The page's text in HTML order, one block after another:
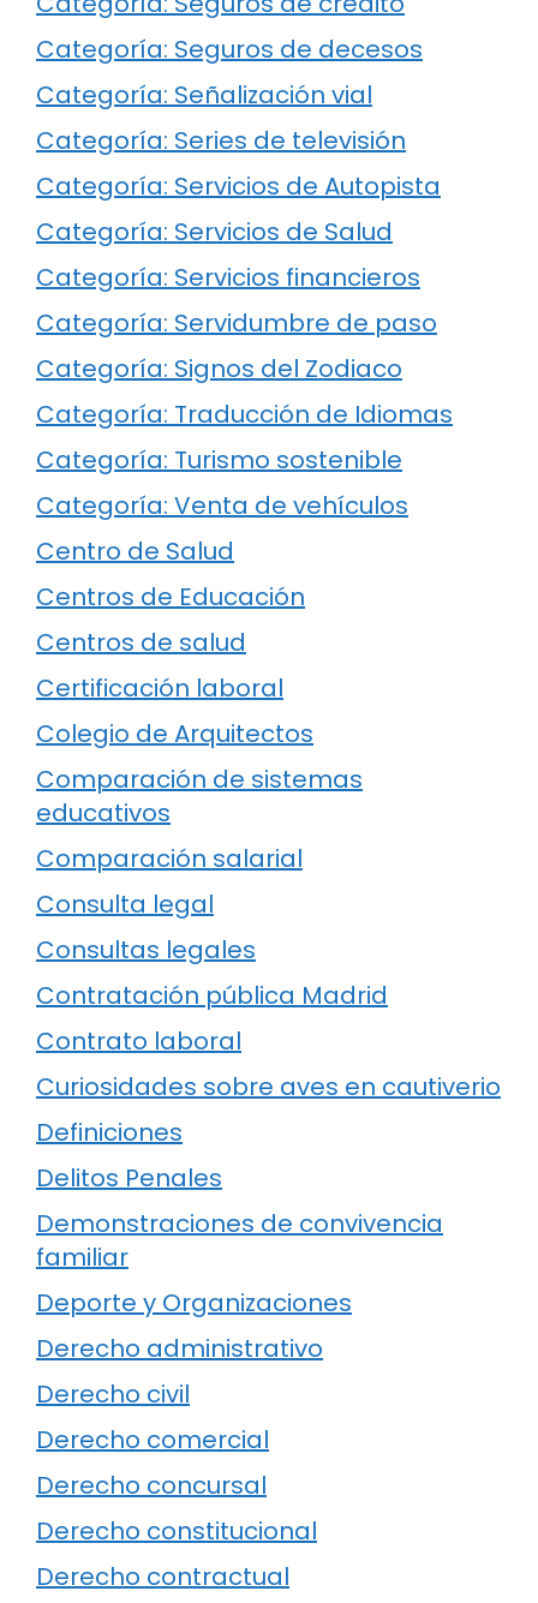
Categoría: Seguros de decesos
Categoría: Señalización vial
Categoría: Series de televisión
Categoría: Servicios de Autopista
Categoría: Servicios de Salud
Categoría: Servicios financieros
Categoría: Servidumbre de paso
Categoría: Signos del Zodiaco
Categoría: Traducción de Idiomas
Categoría: Turismo sostenible
Categoría: Venta de vehículos
Centro de Salud
Centros de Educación
Centros de salud
Certificación laboral
Colegio de Arquitectos
Comparación de sistemas
educativos
Comparación salarial
Consulta legal
Consultas legales
Contratación pública Madrid
Contrato laboral
Curiosidades sobre aves en cautiverio
Definiciones
Delitos Penales
Demonstraciones de convivencia
familiar
Deporte y Organizaciones
Derecho administrativo
Derecho civil
Derecho comercial
Derecho concursal
Derecho constitucional
Derecho contractual